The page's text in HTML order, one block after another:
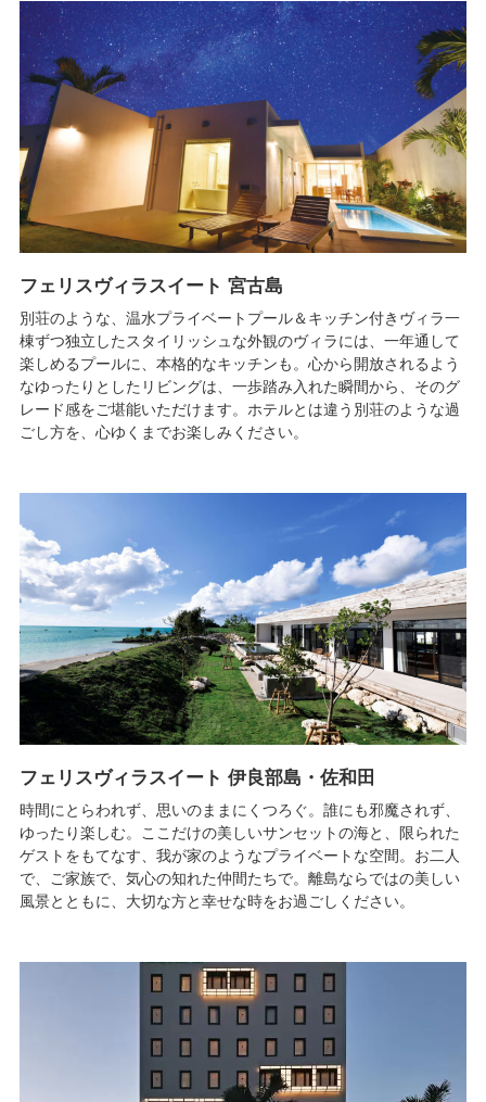
フェリスヴィラスイート 宮古島
別荘のような、温水プライベートプール＆キッチン付きヴィラ一
棟ずつ独立したスタイリッシュな外観のヴィラには、一年通して
楽しめるプールに、本格的なキッチンも。心から開放されるよう
なゆったりとしたリビングは、一歩踏み入れた瞬間から、そのグ
レード感をご堪能いただけます。ホテルとは違う別荘のような過
ごし方を、心ゆくまでお楽しみください。
フェリスヴィラスイート 伊良部島・佐和田
時間にとらわれず、思いのままにくつろぐ。誰にも邪魔されず、
ゆったり楽しむ。ここだけの美しいサンセットの海と、限られた
ゲストをもてなす、我が家のようなプライベートな空間。お二人
で、ご家族で、気心の知れた仲間たちで。離島ならではの美しい
風景とともに、大切な方と幸せな時をお過ごしください。